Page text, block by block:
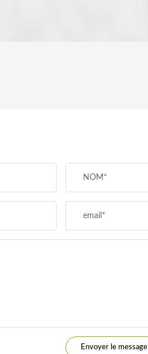
COMMERCES
NOM*
email*
Envoyer le message